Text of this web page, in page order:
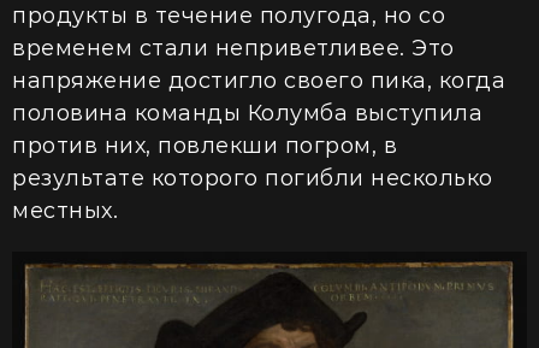
продукты в течение полугода, но со
временем стали неприветливее. Это
напряжение достигло своего пика, когда
половина команды Колумба выступила
против них, повлекши погром, в
результате которого погибли несколько
местных.